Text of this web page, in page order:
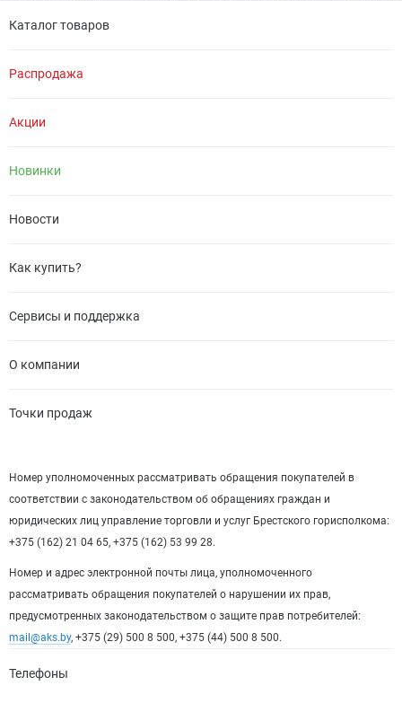
Каталог товаров
Распродажа
Акции
Новинки
Новости
Как купить?
Сервисы и поддержка
О компании
Точки продаж
Номер уполномоченных рассматривать обращения покупателей в
соответствии с законодательством об обращениях граждан и
юридических лиц управление торговли и услуг Брестского горисполкома:
+375 (162) 21 04 65, +375 (162) 53 99 28.
Номер и адрес электронной почты лица, уполномоченного
рассматривать обращения покупателей о нарушении их прав,
предусмотренных законодательством о защите прав потребителей:
mail@aks.by, +375 (29) 500 8 500, +375 (44) 500 8 500.
Телефоны